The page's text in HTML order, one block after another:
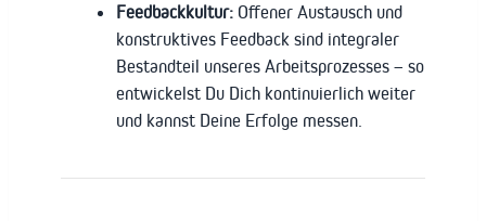
Feedbackkultur: Offener Austausch und
konstruktives Feedback sind integraler
Bestandteil unseres Arbeitsprozesses – so
entwickelst Du Dich kontinuierlich weiter
und kannst Deine Erfolge messen.